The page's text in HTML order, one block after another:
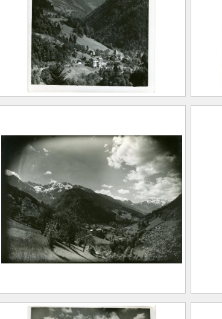
CE2020.1.262
Pinsot. Saison estivale et
FEUGIER, Albert Marius
(Saint-Marcellin, 1893 –
Allevard, 1962)
CE2020.1.103
Pinsot. Station estivale et le